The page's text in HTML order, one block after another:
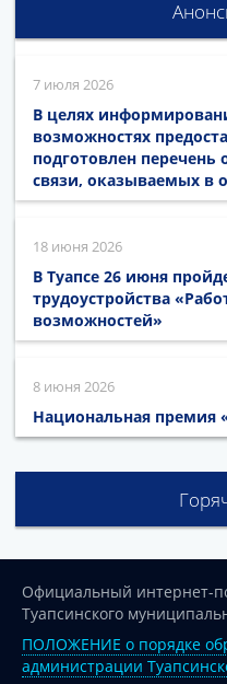
7 июля 2026
В целях
возможностях
подготовлен перечень
связи, оказываемых в
18 июня 2026
В Туапсе 26 июня
трудоустройства
возможностей»
8 июня 2026
Национальная премия
Официальный интернет-
Туапсинского
ПОЛОЖЕНИЕ о порядке
администрации